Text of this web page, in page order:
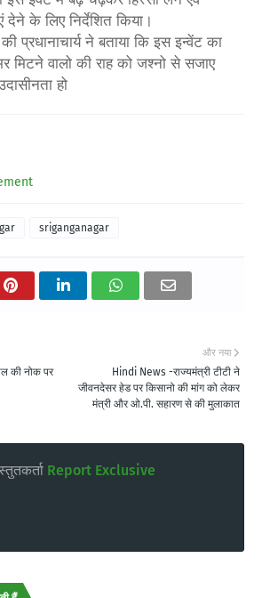
के लिए निर्देशित किया।
प्रधानाचार्य ने बताया कि इस इन्वेंट का
मिटने वालो की राह को जश्नो से सजाए
हो
sriganganagar
और नया
Hindi News -राज्यमंत्री टीटी ने
जीवनदेसर हेड पर किसानो की मांग को लेकर
मंत्री और ओ.पी. सहारण से की मुलाकात
की नोक पर
Report Exclusive